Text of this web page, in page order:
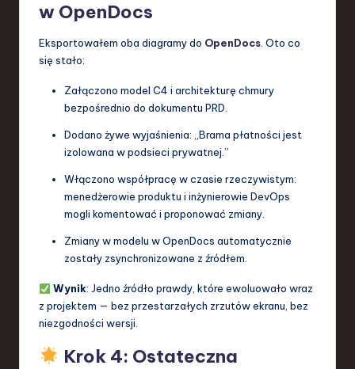
w OpenDocs
Eksportowałem oba diagramy do OpenDocs. Oto co
się stało:
Załączono model C4 i architekturę chmury
bezpośrednio do dokumentu PRD.
Dodano żywe wyjaśnienia: „Brama płatności jest
izolowana w podsieci prywatnej.”
Włączono współpracę w czasie rzeczywistym:
menedżerowie produktu i inżynierowie DevOps
mogli komentować i proponować zmiany.
Zmiany w modelu w OpenDocs automatycznie
zostały zsynchronizowane z źródłem.
Wynik: Jedno źródło prawdy, które ewoluowało wraz
z projektem — bez przestarzałych zrzutów ekranu, bez
niezgodności wersji.
Krok 4: Ostateczna